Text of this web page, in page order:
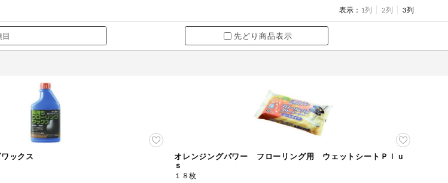
表示： 1列 2列 3列
先どり商品表示
ックス
オレンジングパワー フローリング用 ウェットシートＰｌｕ
ｓ
１８枚